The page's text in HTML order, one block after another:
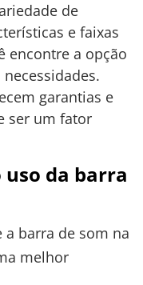
de
e faixas
encontre a opção
garantias e
ser um fator
da barra
a barra de som na
melhor